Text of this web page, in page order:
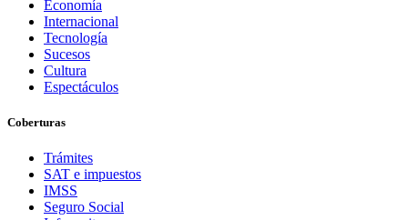
Economía
Internacional
Tecnología
Sucesos
Cultura
Espectáculos
Coberturas
Trámites
SAT e impuestos
IMSS
Seguro Social